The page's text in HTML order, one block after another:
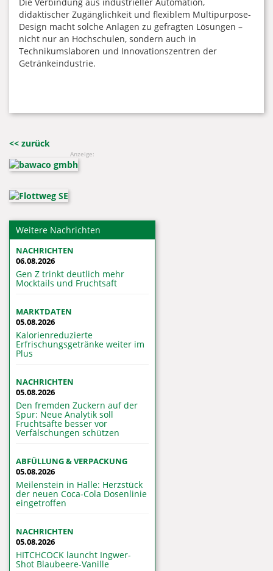
didaktischer Zugänglichkeit und flexiblem Multipurpose-
Design macht solche Anlagen zu gefragten Lösungen –
nicht nur an Hochschulen, sondern auch in
Technikumslaboren und Innovationszentren der
Getränkeindustrie.
<< zurück
Anzeige:
Weitere Nachrichten
NACHRICHTEN
06.08.2026
Gen Z trinkt deutlich mehr
Mocktails und Fruchtsaft
MARKTDATEN
05.08.2026
Kalorienreduzierte
Erfrischungsgetränke weiter im
Plus
NACHRICHTEN
05.08.2026
Den fremden Zuckern auf der
Spur: Neue Analytik soll
Fruchtsäfte besser vor
Verfälschungen schützen
ABFÜLLUNG & VERPACKUNG
05.08.2026
Meilenstein in Halle: Herzstück
der neuen Coca-Cola Dosenlinie
eingetroffen
NACHRICHTEN
05.08.2026
HITCHCOCK launcht Ingwer-
Shot Blaubeere-Vanille